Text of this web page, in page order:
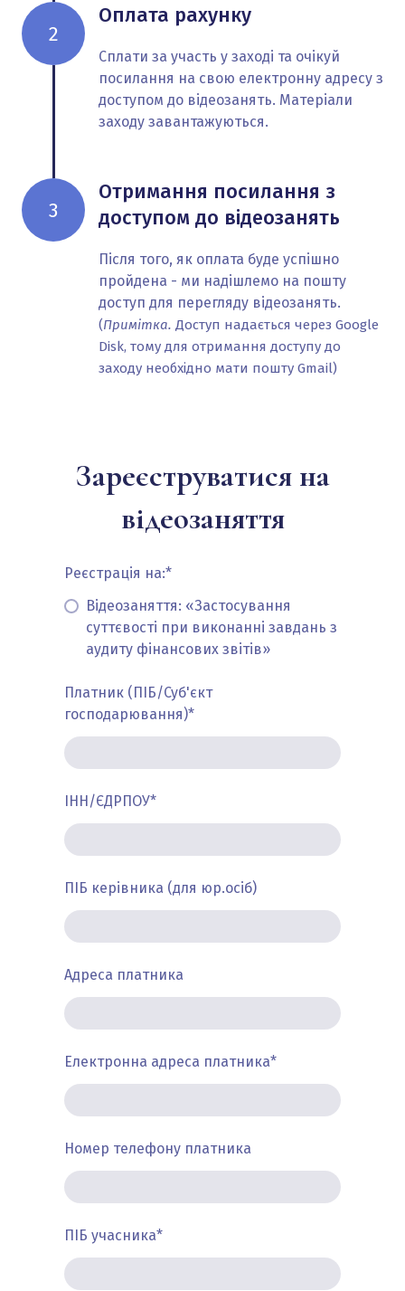
2
Оплата рахунку
Сплати за участь у заході та очікуй
посилання на свою електронну адресу з
доступом до відеозанять. Матеріали
заходу завантажуються.
3
Отримання посилання з
доступом до відеозанять
Після того, як оплата буде успішно
пройдена - ми надішлемо на пошту
доступ для перегляду відеозанять.
(Примітка. Доступ надається через Google
Disk, тому для отримання доступу до
заходу необхідно мати пошту Gmail)
Зареєструватися на
відеозаняття
Реєстрація на:*
Відеозаняття: «Застосування
суттєвості при виконанні завдань з
аудиту фінансових звітів»
Платник (ПІБ/Суб'єкт
господарювання)*
ІНН/ЄДРПОУ*
ПІБ керівника (для юр.осіб)
Адреса платника
Електронна адреса платника*
Номер телефону платника
ПІБ учасника*